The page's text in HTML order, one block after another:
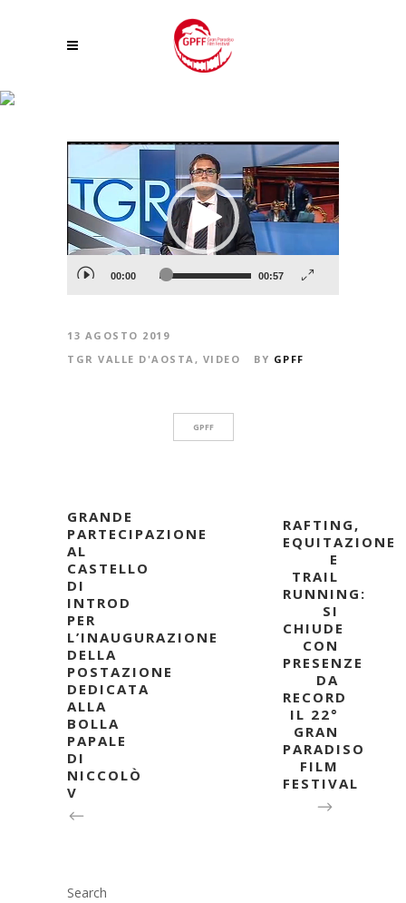
NOMI PER UN GOVERNO TECNICO
Video
Player
00:00 00:57
13 AGOSTO 2019
TGR VALLE D'AOSTA , VIDEO BY GPFF
GPFF
GRANDE
PARTECIPAZIONE
AL
CASTELLO
DI
INTROD
PER
L’INAUGURAZIONE
DELLA
POSTAZIONE
DEDICATA
ALLA
BOLLA
PAPALE
DI
NICCOLÒ
V
RAFTING,
EQUITAZIONE
E
TRAIL
RUNNING:
SI
CHIUDE
CON
PRESENZE
DA
RECORD
IL 22°
GRAN
PARADISO
FILM
FESTIVAL
Search